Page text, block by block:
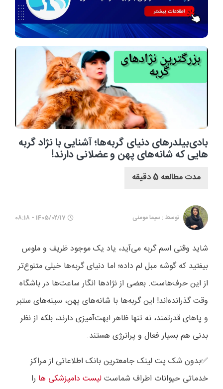
بادی‌بیلدرهای دنیای گربه‌ها؛ آشنایی با نژاد گربه
هایی که شانه‌های پهن و عضلانی دارند!
مدت مطالعه 5 دقیقه
توسط : سیما مومنی 1405/02/17 - 08:18
شاید وقتی اسم گربه می‌آید، یاد یک موجود ظریف و ملوس
بیفتید که گوشه مبل لم داده؛ اما دنیای گربه‌ها خیلی متنوع‌تر
از این حرف‌هاست. بعضی از نژادها انگار ساعت‌ها در باشگاه
وقت گذرانده‌اند! این گربه‌ها با شانه‌های پهن، سینه‌های ستبر
و پاهای قدرتمند، نه تنها ظاهر ابهت‌آمیزی دارند، بلکه از نظر
بدنی هم بسیار فعال و پرانرژی هستند.
✅️بدون شک پت لینک جامعترین بانک اطلاعاتی از مراکز
خدماتی حیوانات اطراف شماست لیست دامپزشکی ها را